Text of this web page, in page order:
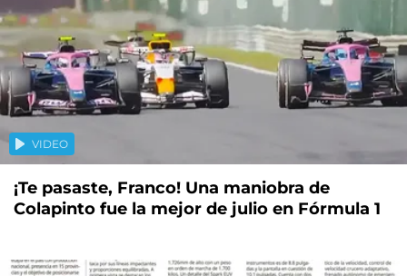
VIDEO
¡Te pasaste, Franco! Una maniobra de
Colapinto fue la mejor de julio en Fórmula 1